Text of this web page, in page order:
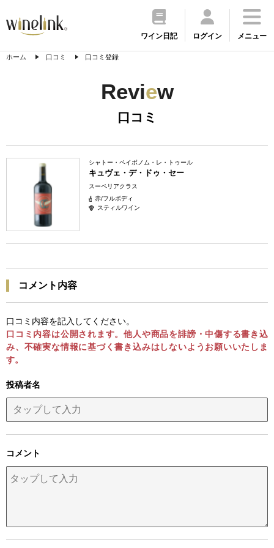
ワイン日記 ログイン メニュー
ホーム 口コミ 口コミ登録
Review
口コミ
シャトー・ペイボノム・レ・トゥール
キュヴェ・デ・ドゥ・セー
スーペリアクラス
赤/フルボディ
スティルワイン
コメント内容
口コミ内容を記入してください。
口コミ内容は公開されます。他人や商品を誹謗・中傷する書き込
み、不確実な情報に基づく書き込みはしないようお願いいたしま
す。
投稿者名
コメント